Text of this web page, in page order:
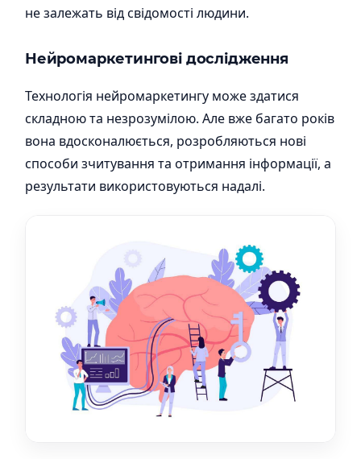
не залежать від свідомості людини.
Нейромаркетингові дослідження
Технологія нейромаркетингу може здатися
складною та незрозумілою. Але вже багато років
вона вдосконалюється, розробляються нові
способи зчитування та отримання інформації, а
результати використовуються надалі.